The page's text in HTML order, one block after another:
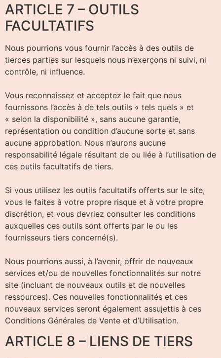
ARTICLE 7 – OUTILS
FACULTATIFS
Nous pourrions vous fournir l’accès à des outils de
tierces parties sur lesquels nous n’exerçons ni suivi, ni
contrôle, ni influence.
Vous reconnaissez et acceptez le fait que nous
fournissons l’accès à de tels outils « tels quels » et
« selon la disponibilité », sans aucune garantie,
représentation ou condition d’aucune sorte et sans
aucune approbation. Nous n’aurons aucune
responsabilité légale résultant de ou liée à l’utilisation de
ces outils facultatifs de tiers.
Si vous utilisez les outils facultatifs offerts sur le site,
vous le faites à votre propre risque et à votre propre
discrétion, et vous devriez consulter les conditions
auxquelles ces outils sont offerts par le ou les
fournisseurs tiers concerné(s).
Nous pourrions aussi, à l’avenir, offrir de nouveaux
services et/ou de nouvelles fonctionnalités sur notre
site (incluant de nouveaux outils et de nouvelles
ressources). Ces nouvelles fonctionnalités et ces
nouveaux services seront également assujettis à ces
Conditions Générales de Vente et d’Utilisation.
ARTICLE 8 – LIENS DE TIERS